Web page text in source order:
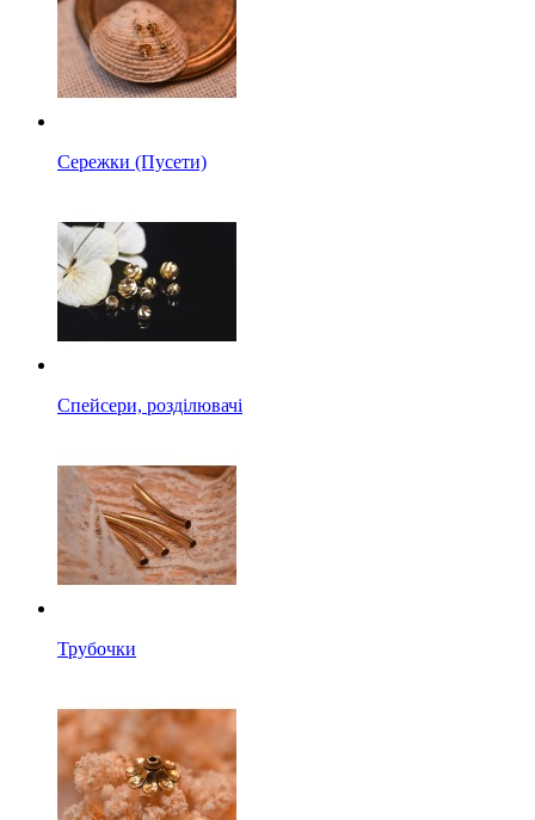
Сережки (Пусети)
Спейсери, розділювачі
Трубочки